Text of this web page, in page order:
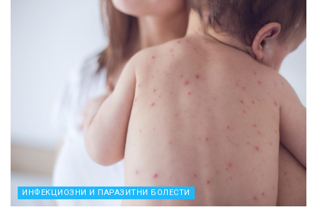
ИНФЕКЦИОЗНИ И ПАРАЗИТНИ БОЛЕСТИ